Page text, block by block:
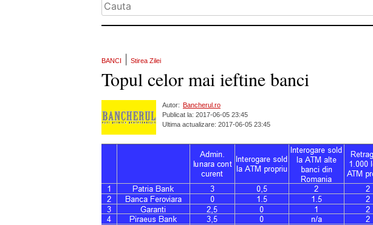
BANCI Stirea Zilei
Topul celor mai ieftine banci
Autor:
Bancherul.ro
Publicat la: 2017-06-05 23:45
Ultima actualizare: 2017-06-05 23:45